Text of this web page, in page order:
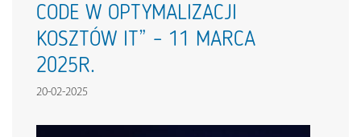
CODE W OPTYMALIZACJI
KOSZTÓW IT” – 11 MARCA
2025R.
20-02-2025